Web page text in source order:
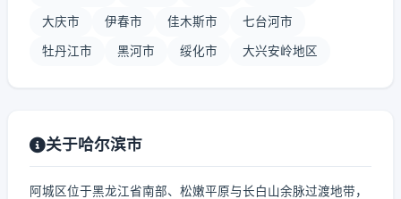
大庆市 伊春市 佳木斯市 七台河市
牡丹江市 黑河市 绥化市 大兴安岭地区
关于哈尔滨市
阿城区位于黑龙江省南部、松嫩平原与长白山余脉过渡地带，